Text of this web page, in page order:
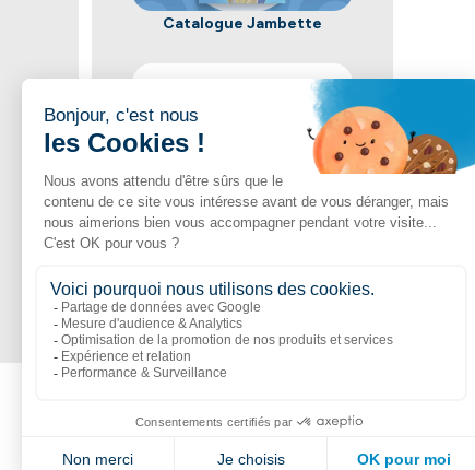
Catalogue Jambette
Acheter maintenant
Une vaste sélection de produits
Volte
Nouveautés